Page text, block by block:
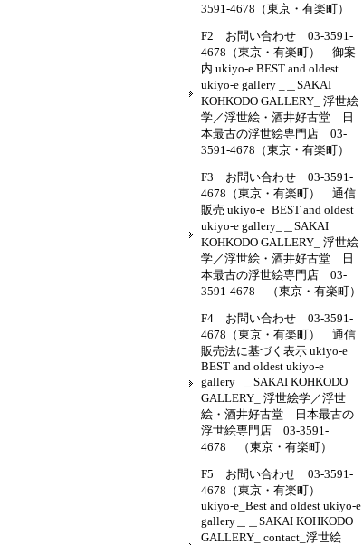
3591-4678（東京・有楽町）
F2 お問い合わせ 03-3591-
4678（東京・有楽町） 御案
内 ukiyo-e BEST and oldest
ukiyo-e gallery _＿SAKAI
KOHKODO GALLERY_ 浮世絵
学／浮世絵・酒井好古堂 日
本最古の浮世絵専門店 03-
3591-4678（東京・有楽町）
F3 お問い合わせ 03-3591-
4678（東京・有楽町） 通信
販売 ukiyo-e_BEST and oldest
ukiyo-e gallery_＿SAKAI
KOHKODO GALLERY_ 浮世絵
学／浮世絵・酒井好古堂 日
本最古の浮世絵専門店 03-
3591-4678 （東京・有楽町）
F4 お問い合わせ 03-3591-
4678（東京・有楽町） 通信
販売法に基づく表示 ukiyo-e
BEST and oldest ukiyo-e
gallery_＿SAKAI KOHKODO
GALLERY_ 浮世絵学／浮世
絵・酒井好古堂 日本最古の
浮世絵専門店 03-3591-
4678 （東京・有楽町）
F5 お問い合わせ 03-3591-
4678（東京・有楽町）
ukiyo-e_Best and oldest ukiyo-e
gallery＿＿SAKAI KOHKODO
GALLERY_ contact_浮世絵